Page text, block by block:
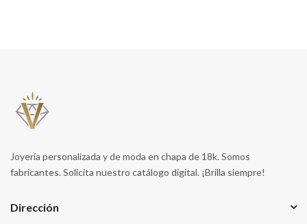
Joyería personalizada y de moda en chapa de 18k. Somos
fabricantes. Solicita nuestro catálogo digital. ¡Brilla siempre!
Dirección